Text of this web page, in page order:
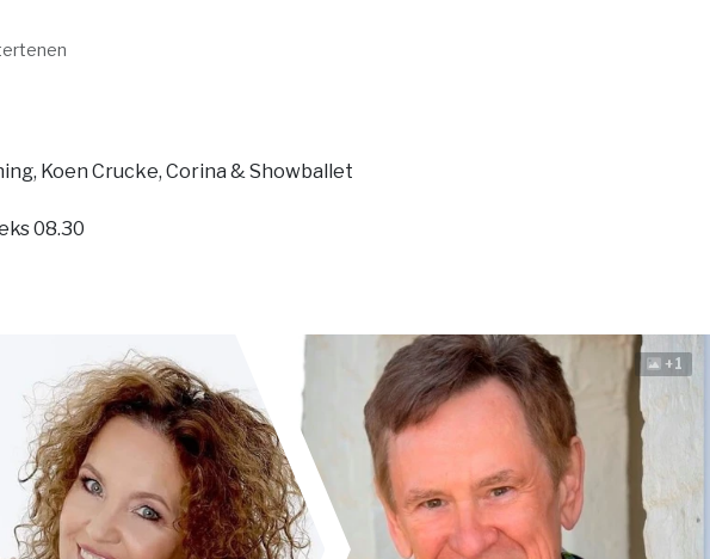
Koen Crucke, Corina & Showballet
08.30
+1